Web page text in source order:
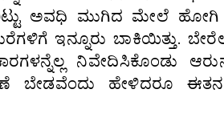
ಅವಧಿ ಮುಗಿದ ಮೇಲೆ ಹೋಗಿ
ಇನ್ನೂರು ಬಾಕಿಯಿತ್ತು.
ನಿವೇದಿಸಿಕೊಂಡು
ಬೇಡವೆಂದು ಹೇಳಿದರೂ ಈತನ